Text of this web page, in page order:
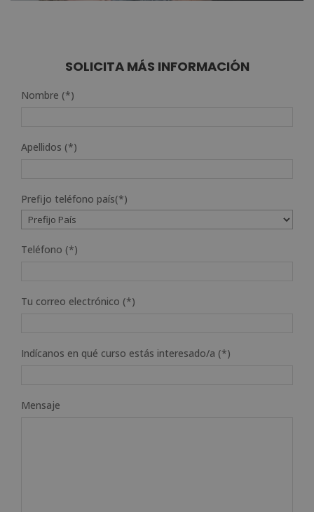
SOLICITA MÁS INFORMACIÓN
Nombre (*)
Apellidos (*)
Prefijo teléfono país(*)
Teléfono (*)
Tu correo electrónico (*)
Indícanos en qué curso estás interesado/a (*)
Mensaje